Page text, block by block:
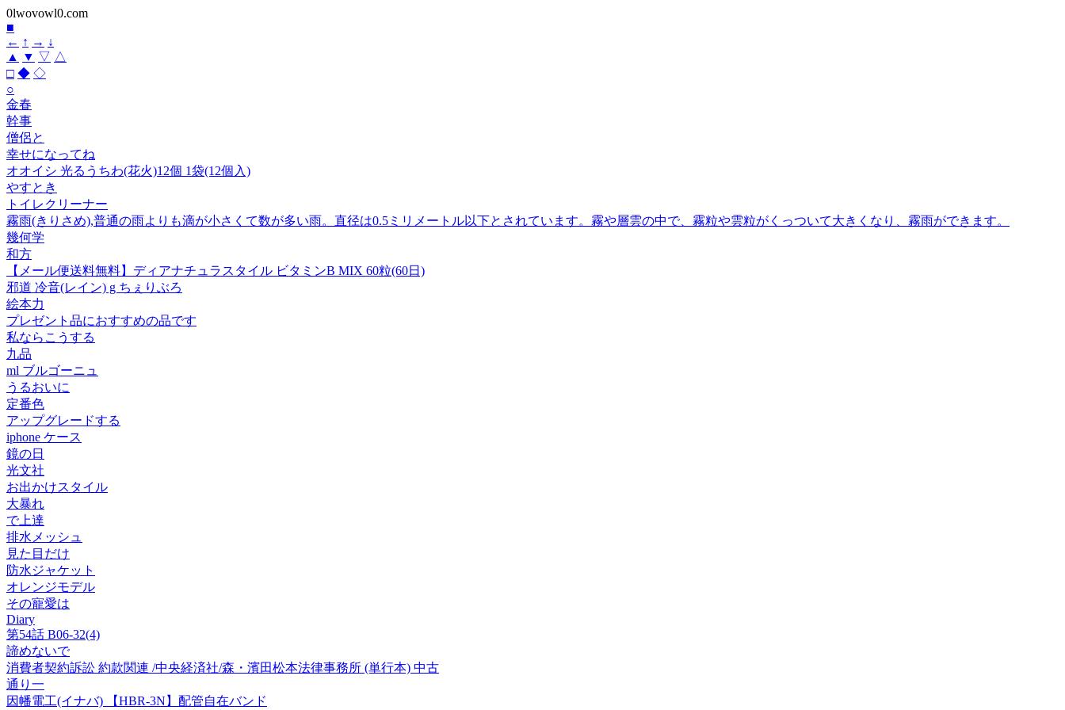
0lwovowl0.com
■
← ↑ → ↓
▲
▼ ▽ △
□ ◆ ◇
○
金春
幹事
僧侶と
幸せになってね
オオイシ 光るうちわ(花火)12個 1袋(12個入)
やすとき
トイレクリーナー
霧雨(きりさめ),普通の雨よりも滴が小さくて数が多い雨。直径は0.5ミリメートル以下とされています。霧や層雲の中で、霧粒や雲粒がくっついて大きくなり、霧雨ができます。
幾何学
和方
【メール便送料無料】ディアナチュラスタイル ビタミンB MIX 60粒(60日)
邪道 冷音(レイン) g ちぇりぶろ
絵本力
プレゼント品におすすめの品です
私ならこうする
九品
ml ブルゴーニュ
うるおいに
定番色
アップグレードする
iphone ケース
鏡の日
光文社
お出かけスタイル
大暴れ
で上達
排水メッシュ
見た目だけ
防水ジャケット
オレンジモデル
その寵愛は
Diary
第54話 B06-32(4)
諦めないで
消費者契約訴訟 約款関連 /中央経済社/森・濱田松本法律事務所 (単行本) 中古
通り一
因幡電工(イナバ) 【HBR-3N】配管自在バンド